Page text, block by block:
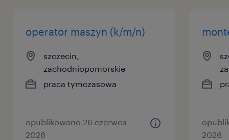
operator maszyn (k/m/n)
szczecin,
zachodniopomorskie
praca tymczasowa
opublikowano 26 czerwca
2026
2026